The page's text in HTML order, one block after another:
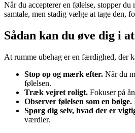
Når du accepterer en følelse, stopper
samtale, men stadig vælge at tage den,
Sådan kan du øve dig i
At rumme ubehag er en færdighed, der
Stop op og mærk efter. Når du
følelsen.
Træk vejret roligt. Fokuser på
Observer følelsen som en bølge.
Spørg dig selv, hvad der er
værdier.